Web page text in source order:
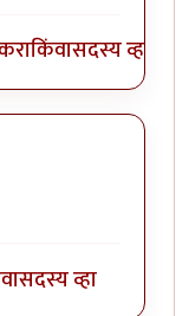
किंवासदस्य व्हा
सदस्य व्हा